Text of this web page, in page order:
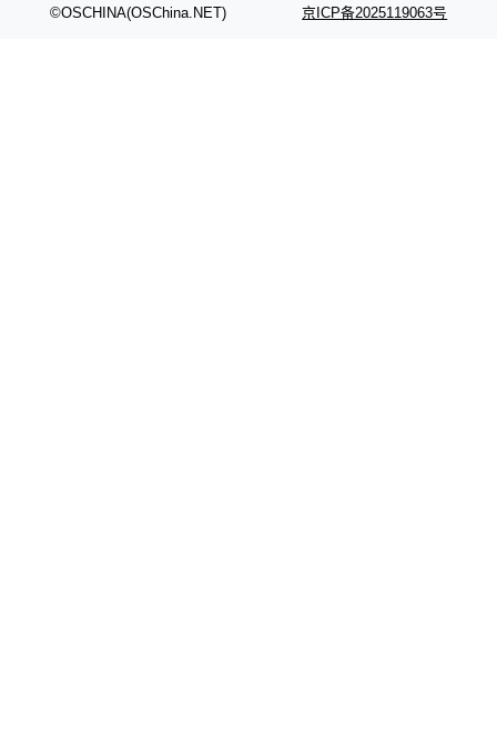
©OSCHINA(OSChina.NET) 京ICP备2025119063号